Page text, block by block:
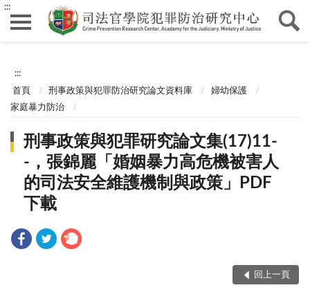
:::
:::
首頁 刑事政策與犯罪防治研究論文資料庫
婦幼保護
家庭暴力防治
刑事政策與犯罪研究論文集(17)11-
-，張錦麗「婚姻暴力高危機被害人
的司法安全維護機制與政策」PDF
下載
回上一頁